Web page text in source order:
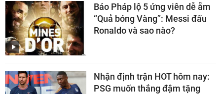
Báo Pháp lộ 5 ứng viên dễ ẵm
“Quả bóng Vàng”: Messi đấu
Ronaldo và sao nào?
Nhận định trận HOT hôm nay:
PSG muốn thắng đậm tặng